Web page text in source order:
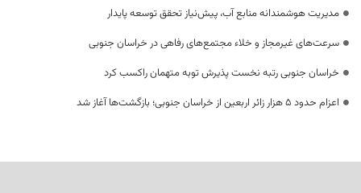
مدیریت هوشمندانه منابع آب، پیش‌نیاز تحقق توسعه پایدار
سرعت‌های غیرمجاز و خلاء مجتمع‌های رفاهی در خراسان جنوبی
خراسان جنوبی رتبه نخست پذیرش توبه متهمان راکسب کرد
اعزام حدود 5 هزار زائر اربعین از خراسان جنوبی؛ بازگشت‌ها آغاز شد